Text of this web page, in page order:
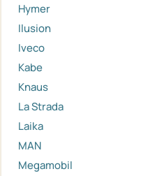
Hymer
Ilusion
Iveco
Kabe
Knaus
La Strada
Laika
MAN
Megamobil